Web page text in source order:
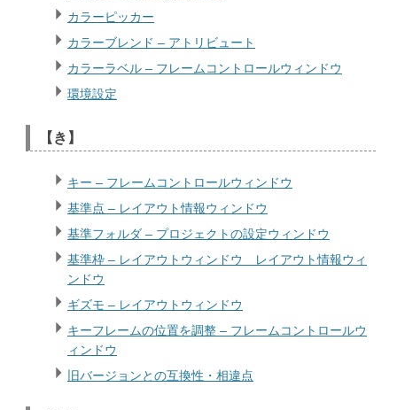
カラーピッカー
カラーブレンド – アトリビュート
カラーラベル – フレームコントロールウィンドウ
環境設定
【き】
キー – フレームコントロールウィンドウ
基準点 – レイアウト情報ウィンドウ
基準フォルダ – プロジェクトの設定ウィンドウ
基準枠 – レイアウトウィンドウ レイアウト情報ウィ
ンドウ
ギズモ – レイアウトウィンドウ
キーフレームの位置を調整 – フレームコントロールウ
ィンドウ
旧バージョンとの互換性・相違点